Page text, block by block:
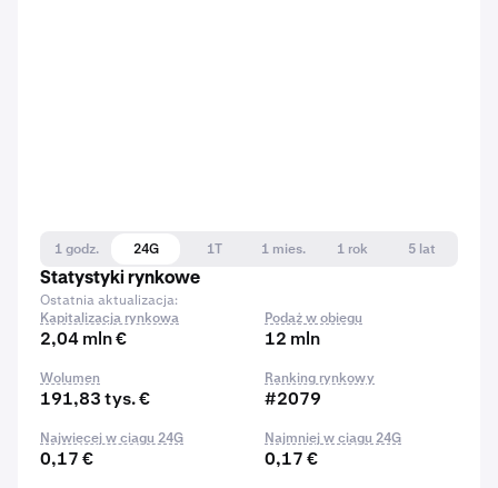
1 godz. 24G 1T 1 mies. 1 rok
5 lat
Statystyki rynkowe
Ostatnia aktualizacja:
Kapitalizacja rynkowa
2,04 mln €
Podaż w obiegu
12 mln
Wolumen
191,83 tys. €
Ranking rynkowy
#2079
Najwięcej w ciągu 24G
0,17 €
Najmniej w ciągu 24G
0,17 €